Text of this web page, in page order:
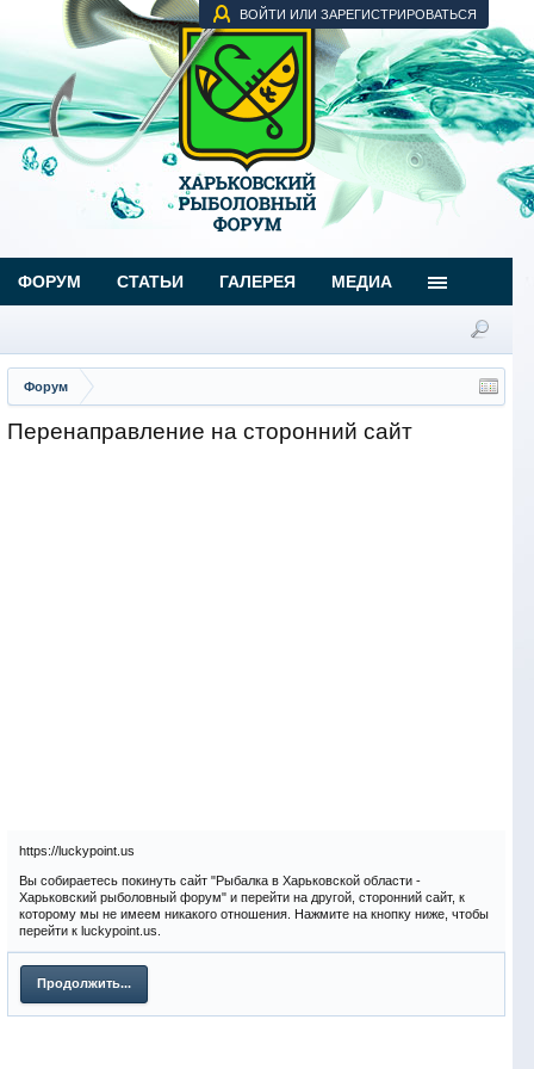
ВОЙТИ ИЛИ ЗАРЕГИСТРИРОВАТЬСЯ
Форум
Перенаправление на сторонний сайт
https://luckypoint.us
Вы собираетесь покинуть сайт "Рыбалка в Харьковской области -
Харьковский рыболовный форум" и перейти на другой, сторонний сайт, к
которому мы не имеем никакого отношения. Нажмите на кнопку ниже, чтобы
перейти к luckypoint.us.
Продолжить...
ФОРУМ СТАТЬИ ГАЛЕРЕЯ МЕДИА